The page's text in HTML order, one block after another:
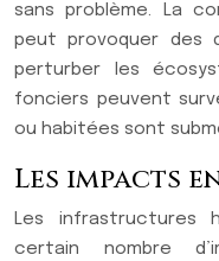
sans problème. La
peut provoquer des
perturber les
fonciers peuvent
ou habitées sont
Les impacts
Les infrastructures
certain nombre